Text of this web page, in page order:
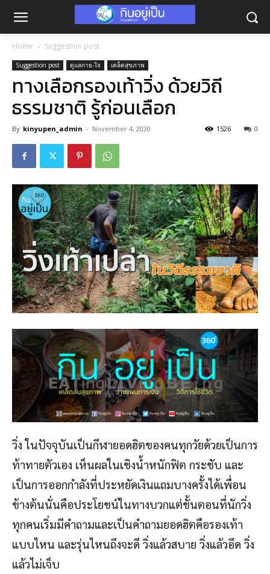
Home Suggestion post
Suggestion post ดูแลกาย-ใจ เคล็ดสุขภาพ
ทางเลือกรองเท้าวิ่ง ด้วยวิถี
ธรรมชาติ รู้ก่อนเลือก
By kinyupen_admin - November 4, 2020 0
1526
วิ่ง ในปัจจุบันเป็นกีฬายอดฮิตของคนทุกวัยด้วยเป็นการ
ท้าทายตัวเอง เห็นผลในเชิงน้ำหนักฟิต กระชับ และ
เป็นการออกกำลังที่ประหยัดเงินแถมบางครั้งได้เพื่อน
ข้างต้นนั่นคือประโยชน์ในทางบวกแต่ขั้นตอนที่นักวิ่ง
ทุกคนเริ่มมีคำถามและเป็นคำถามยอดฮิตคือรองเท้า
แบบไหน และรุ่นไหนถึงจะดี วิ่งแล้วสบาย วิ่งแล้วอึด วิ่ง
แล้วไม่เจ็บ